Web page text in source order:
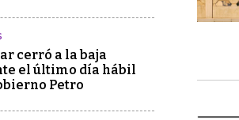
cerró a la baja
el último día hábil
Petro